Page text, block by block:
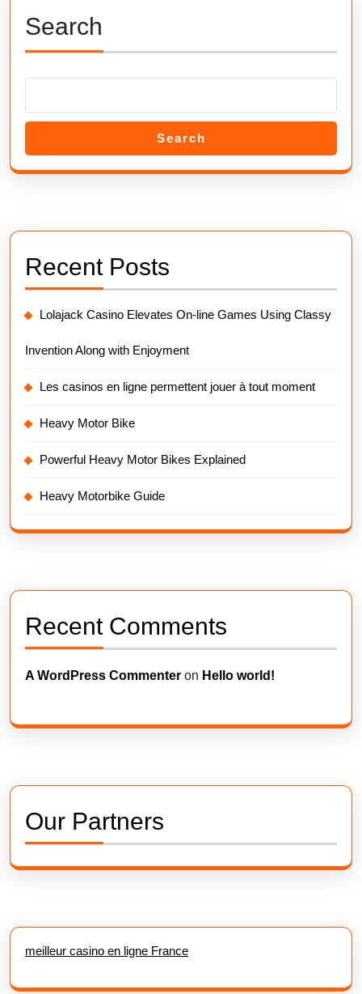
Search
Search
Recent Posts
Lolajack Casino Elevates On-line Games Using Classy
Invention Along with Enjoyment
Les casinos en ligne permettent jouer à tout moment
Heavy Motor Bike
Powerful Heavy Motor Bikes Explained
Heavy Motorbike Guide
Recent Comments
A WordPress Commenter on Hello world!
Our Partners
meilleur casino en ligne France